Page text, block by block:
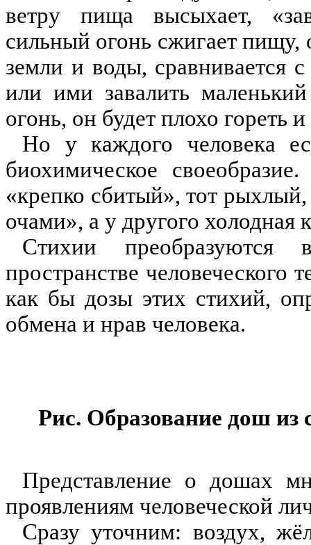
ветру пища высыхает,
сильный огонь сжигает пищу,
земли и воды, сравнивается
или ими завалить
огонь, он будет плохо гореть
Но у каждого человека
биохимическое
«крепко сбитый», тот
очами», а у другого холодная
Стихии
пространстве
как бы дозы этих стихий,
обмена и нрав человека.
Рис. Образование дош из
Представление о дошах
проявлениям человеческой
Сразу уточним: воздух,